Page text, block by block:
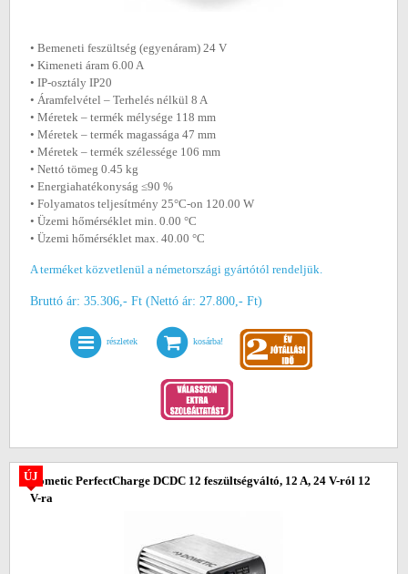
• Bemeneti feszültség (egyenáram) 24 V
• Kimeneti áram 6.00 A
• IP-osztály IP20
• Áramfelvétel ‒ Terhelés nélkül 8 A
• Méretek ‒ termék mélysége 118 mm
• Méretek ‒ termék magassága 47 mm
• Méretek ‒ termék szélessége 106 mm
• Nettó tömeg 0.45 kg
• Energiahatékonyság ≤90 %
• Folyamatos teljesítmény 25°C-on 120.00 W
• Üzemi hőmérséklet min. 0.00 °C
• Üzemi hőmérséklet max. 40.00 °C
A terméket közvetlenül a németországi gyártótól rendeljük.
Bruttó ár: 35.306,- Ft (Nettó ár: 27.800,- Ft)
részletek kosárba!
Dometic PerfectCharge DCDC 12 feszültségváltó, 12 A, 24 V-ról 12
V-ra
ÚJ